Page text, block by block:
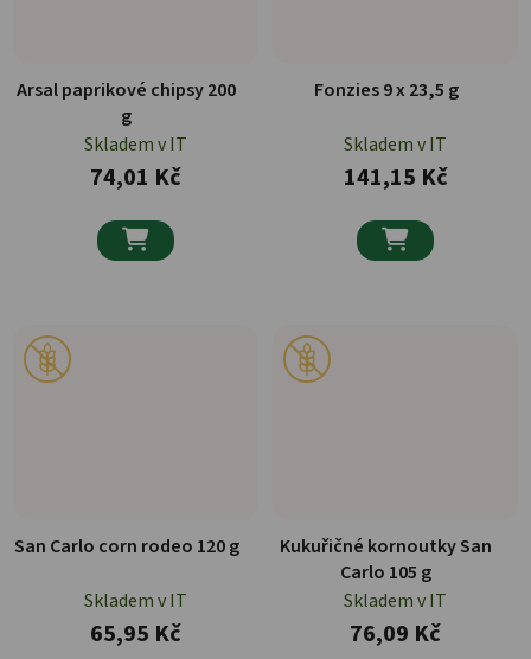
Arsal paprikové chipsy 200
g
Skladem v IT
74,01 Kč

Fonzies 9 x 23,5 g
Skladem v IT
141,15 Kč

San Carlo corn rodeo 120 g
Skladem v IT
65,95 Kč
Kukuřičné kornoutky San
Carlo 105 g
Skladem v IT
76,09 Kč